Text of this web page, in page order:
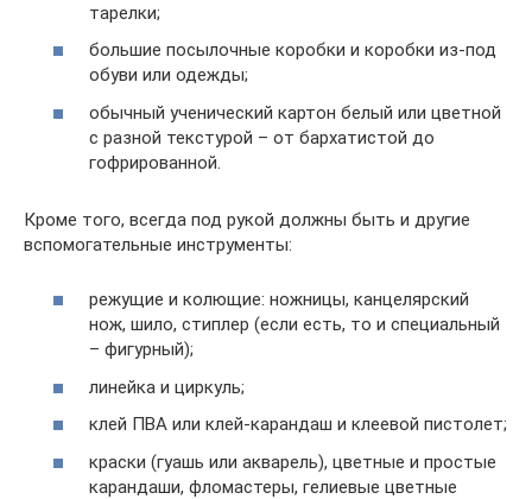
тарелки;
большие посылочные коробки и коробки из-под
обуви или одежды;
обычный ученический картон белый или цветной
с разной текстурой – от бархатистой до
гофрированной.
Кроме того, всегда под рукой должны быть и другие
вспомогательные инструменты:
режущие и колющие: ножницы, канцелярский
нож, шило, стиплер (если есть, то и специальный
– фигурный);
линейка и циркуль;
клей ПВА или клей-карандаш и клеевой пистолет;
краски (гуашь или акварель), цветные и простые
карандаши, фломастеры, гелиевые цветные